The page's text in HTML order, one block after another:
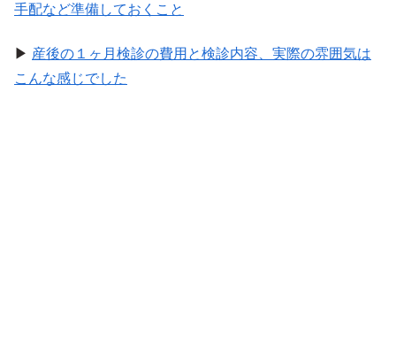
手配など準備しておくこと
▶ 産後の１ヶ月検診の費用と検診内容、実際の雰囲気は
こんな感じでした